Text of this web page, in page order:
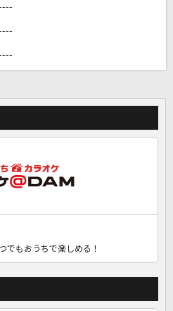
でもおうちで楽しめる！